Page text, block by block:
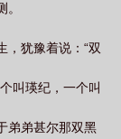
，犹豫着说：“双
叫瑛纪，一个叫
弟弟甚尔那双黑